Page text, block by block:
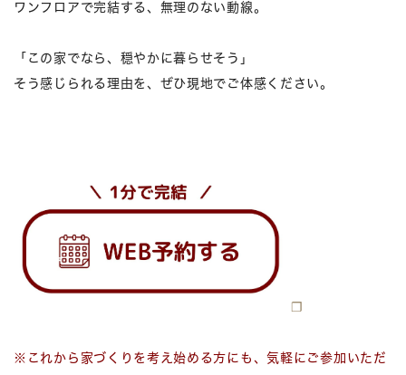
ワンフロアで完結する、無理のない動線。
「この家でなら、穏やかに暮らせそう」
そう感じられる理由を、ぜひ現地でご体感ください。
※これから家づくりを考え始める方にも、気軽にご参加いただ